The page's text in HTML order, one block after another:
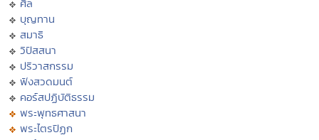
บุญทาน
สมาธิ
วิปัสสนา
ปริวาสกรรม
ฟังสวดมนต์
คอร์สปฏิบัติธรรม
พระพุทธศาสนา
พระไตรปิฏก